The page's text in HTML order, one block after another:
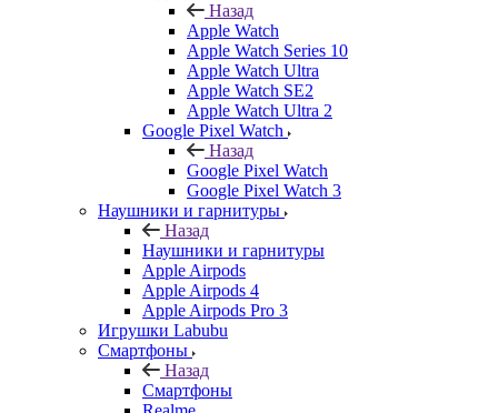
Назад
Apple Watch
Apple Watch Series 10
Apple Watch Ultra
Apple Watch SE2
Apple Watch Ultra 2
Google Pixel Watch
Назад
Google Pixel Watch
Google Pixel Watch 3
Наушники и гарнитуры
Назад
Наушники и гарнитуры
Apple Airpods
Apple Airpods 4
Apple Airpods Pro 3
Игрушки Labubu
Смартфоны
Назад
Смартфоны